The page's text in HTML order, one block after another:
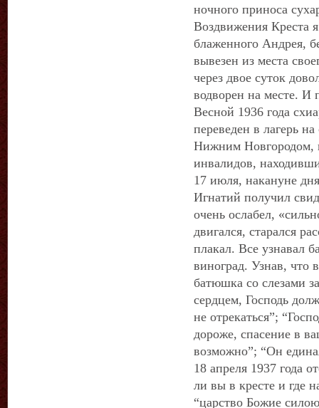
ночного приноса
Воздвижения Креста
блаженного Андрея,
вывезен из места
через двое суток
водворен на месте. И
Весной 1936 года
переведен в лагерь
Нижним Новгородом,
инвалидов,
17 июля, накануне
Игнатий получил
очень ослабел,
двигался, старался
плакал. Все узнавал
виноград. Узнав, что
батюшка со слезами
сердцем, Господь
не отрекаться”;
дороже, спасение в
возможно”; “Он
18 апреля 1937 года
ли вы в кресте и где
“царство Божие